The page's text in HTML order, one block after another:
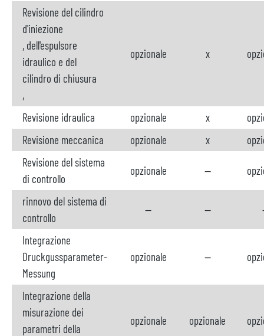
Revisione del cilindro
d'iniezione
, dell'espulsore
idraulico e del
cilindro di chiusura
,
opzionale x
Revisione idraulica opzionale x
Revisione meccanica
opzionale x
Revisione del sistema
di controllo
opzionale --
rinnovo del sistema di
controllo
-- --
Integrazione
Druckgussparameter-
Messung
opzionale --
Integrazione della
misurazione dei
parametri della
opzionale opzionale